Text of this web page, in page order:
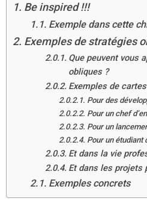
Be inspired !!!
Exemple dans cette
Exemples de stratégies
Que peuvent vous
obliques ?
Exemples de
Pour des
Pour un chef
Pour un
Pour un étudiant
Et dans la vie
Et dans les projets
Exemples concrets